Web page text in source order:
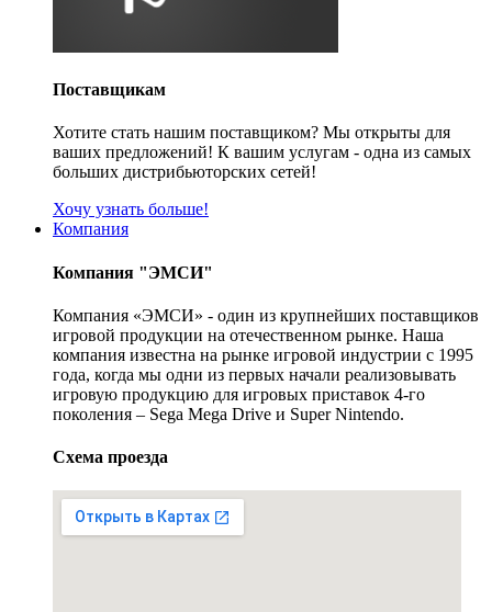
Поставщикам
Хотите стать нашим поставщиком? Мы открыты для
ваших предложений! К вашим услугам - одна из самых
больших дистрибьюторских сетей!
Хочу узнать больше!
Компания
Компания "ЭМСИ"
Компания «ЭМСИ» - один из крупнейших поставщиков
игровой продукции на отечественном рынке. Наша
компания известна на рынке игровой индустрии с 1995
года, когда мы одни из первых начали реализовывать
игровую продукцию для игровых приставок 4-го
поколения – Sega Mega Drive и Super Nintendo.
Схема проезда